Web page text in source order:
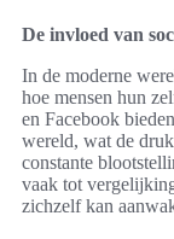
De invloed van
In de moderne
hoe mensen hun
en Facebook
wereld, wat de
constante
vaak tot
zichzelf kan